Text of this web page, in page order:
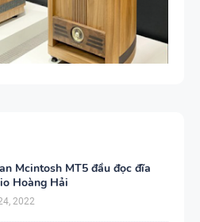
Mcintosh MT5 đầu đọc đĩa
Hoàng Hải
2022